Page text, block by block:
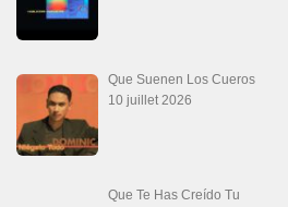
Que Suenen Los Cueros
10 juillet 2026
Que Te Has Creído Tu